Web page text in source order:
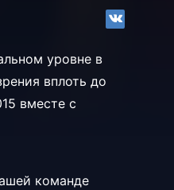
уровне в
вплоть до
вместе с
команде